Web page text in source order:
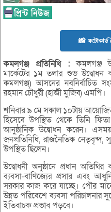
📸 ফটোকার্ড
কমলগঞ্জপ্রতিনিধি : কমলগঞ্জ
মার্কেটের ১ম তলার শুভ উদ্বোধন
কমলগঞ্জ) আসনের নবনির্বাচিত
রহমান চৌধুরী (হাজী মুজিব) এমপি।
শনিবার ৯ মে সকাল ১০টায় আয়োজিত
হিসেবে উপস্থিত থেকে তিনি
আনুষ্ঠানিক উদ্বোধন করেন।
জনপ্রতিনিধি, রাজনৈতিক নেতৃবৃন্দ,
উপস্থিত ছিলেন।
উদ্বোধনী অনুষ্ঠানে প্রধান
ব্যবসা-বাণিজ্যের প্রসার এবং
সরকার কাজ করে যাচ্ছে। পৌর
উন্নত পরিবেশে ব্যবসা পরিচালনার
ইতিবাচক প্রভাব পড়বে।